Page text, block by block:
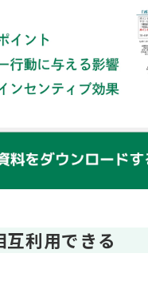
利用できる